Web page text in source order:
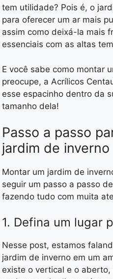
tem utilidade? Pois é, o
para oferecer um ar mais
assim como deixá-la mais
essenciais com as altas
E você sabe como montar
preocupe, a Acrílicos
esse espacinho dentro da
tamanho dela!
Passo a passo
jardim de inverno
Montar um jardim de
seguir um passo a passo
fazendo tudo com muita
1. Defina um lugar
Nesse post, estamos
jardim de inverno em um
existe o vertical e o